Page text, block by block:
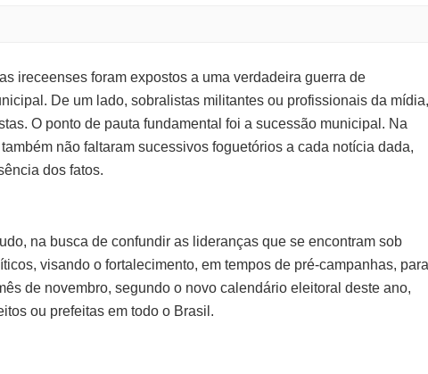
ireceenses foram expostos a uma verdadeira guerra de
De um lado, sobralistas militantes ou profissionais da mídia,
O ponto de pauta fundamental foi a sucessão municipal. Na
não faltaram sucessivos foguetórios a cada notícia dada,
dos fatos.
na busca de confundir as lideranças que se encontram sob
visando o fortalecimento, em tempos de pré-campanhas, para
de novembro, segundo o novo calendário eleitoral deste ano,
ou prefeitas em todo o Brasil.